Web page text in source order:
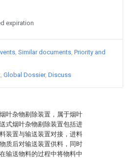
叶杂物剔除装置，属于烟叶
式烟叶杂物剔除装置包括进
装置与输送装置对接，进料
质后对输送装置供料，同时
输送物料的过程中将物料中
expiration
Similar documents Priority and
Global Dossier Discuss